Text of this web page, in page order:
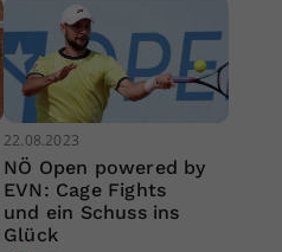
22.08.2023
NÖ Open powered by
EVN: Cage Fights
und ein Schuss ins
Glück